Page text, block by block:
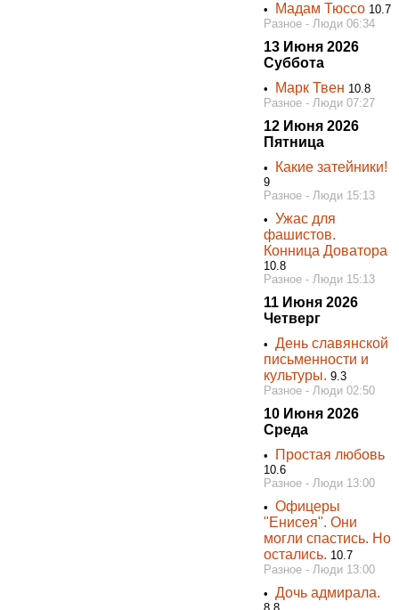
•
Мадам Тюссо 10.7
Разное - Люди 06:34
13 Июня 2026
Суббота
• Марк Твен 10.8
Разное - Люди 07:27
12 Июня 2026
Пятница
• Какие затейники!
9
Разное - Люди 15:13
•Ужас для
фашистов.
Конница Доватора
10.8
Разное - Люди 15:13
11 Июня 2026
Четверг
•День славянской
письменности и
культуры. 9.3
Разное - Люди 02:50
10 Июня 2026
Среда
• Простая любовь
10.6
Разное - Люди 13:00
•Офицеры
"Енисея". Они
могли спастись. Но
остались. 10.7
Разное - Люди 13:00
•Дочь адмирала.